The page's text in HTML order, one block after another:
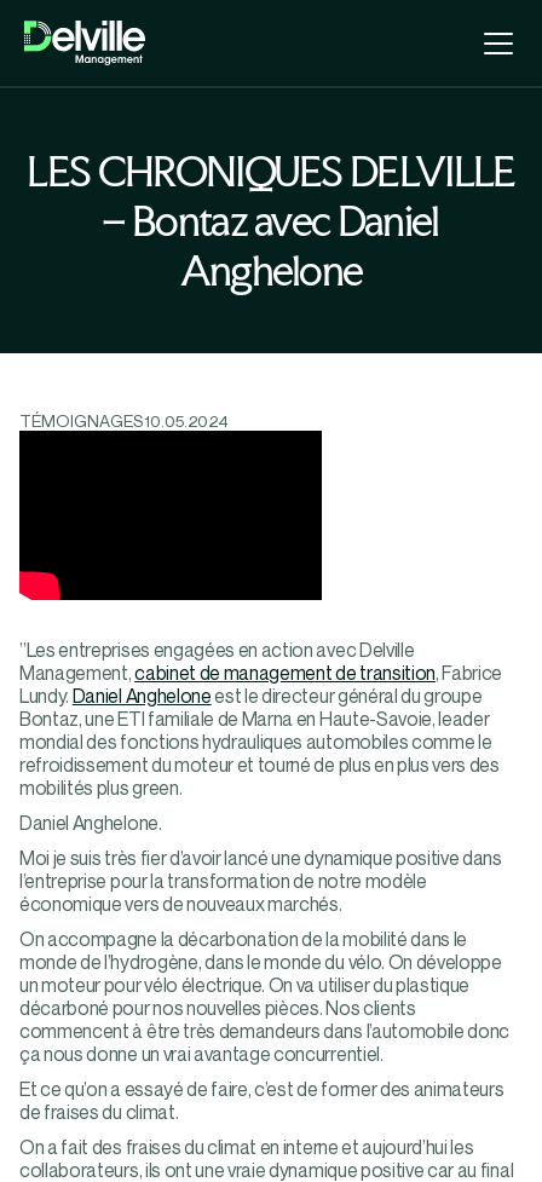
LES CHRONIQUES DELVILLE
– Bontaz avec Daniel
Anghelone
TÉMOIGNAGES10.05.2024
”Les entreprises engagées en action avec Delville
Management,cabinet de management de transition, Fabrice
Lundy. Daniel Angheloneest le directeur général du groupe
Bontaz, une ETI familiale de Marna en Haute-Savoie, leader
mondial des fonctions hydrauliques automobiles comme le
refroidissement du moteur et tourné de plus en plus vers des
mobilités plus green.
Daniel Anghelone.
Moi je suis très fier d’avoir lancé une dynamique positive dans
l’entreprise pour la transformation de notre modèle
économique vers de nouveaux marchés.
On accompagne la décarbonation de la mobilité dans le
monde de l’hydrogène, dans le monde du vélo. On développe
un moteur pour vélo électrique. On va utiliser du plastique
décarboné pour nos nouvelles pièces. Nos clients
commencent à être très demandeurs dans l’automobile donc
ça nous donne un vrai avantage concurrentiel.
Et ce qu’on a essayé de faire, c’est de former des animateurs
de fraises du climat.
On a fait des fraises du climat en interne et aujourd’hui les
collaborateurs, ils ont une vraie dynamique positive car au final